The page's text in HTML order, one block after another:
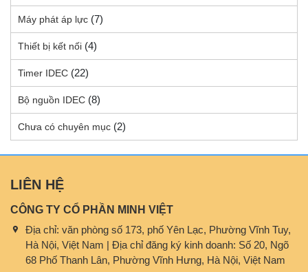
Máy phát áp lực (7)
Thiết bị kết nối (4)
Timer IDEC (22)
Bộ nguồn IDEC (8)
Chưa có chuyên mục (2)
LIÊN HỆ
CÔNG TY CỔ PHẦN MINH VIỆT
Địa chỉ: văn phòng số 173, phố Yên Lạc, Phường Vĩnh Tuy,
Hà Nội, Việt Nam | Địa chỉ đăng ký kinh doanh: Số 20, Ngõ
68 Phố Thanh Lân, Phường Vĩnh Hưng, Hà Nội, Việt Nam